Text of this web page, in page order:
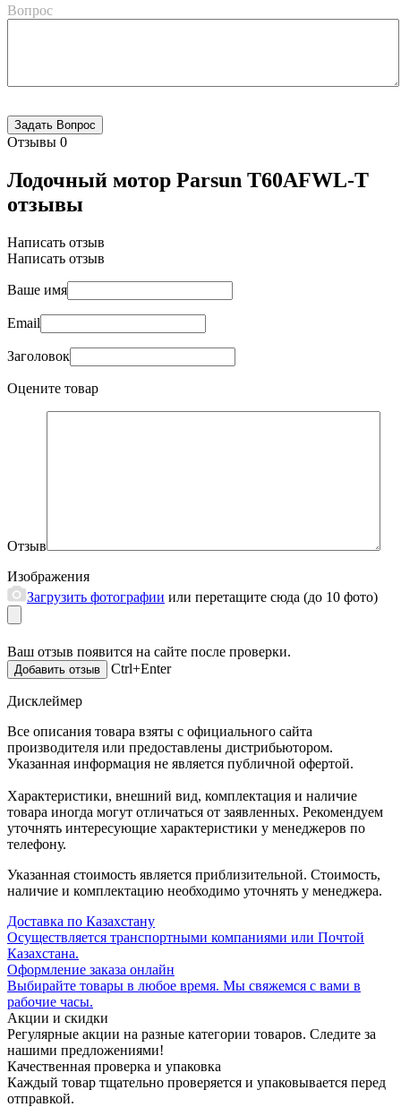
Вопрос
Отзывы 0
Лодочный мотор Parsun T60AFWL-T
отзывы
Написать отзыв
Написать отзыв
Ваше имя
Email
Заголовок
Оцените товар
Отзыв
Изображения
Загрузить фотографии или перетащите сюда (до 10 фото)
Ваш отзыв появится на сайте после проверки.
Ctrl+Enter
Дисклеймер
Все описания товара взяты с официального сайта
производителя или предоставлены дистрибьютором.
Указанная информация не является публичной офертой.
Характеристики, внешний вид, комплектация и наличие
товара иногда могут отличаться от заявленных. Рекомендуем
уточнять интересующие характеристики у менеджеров по
телефону.
Указанная стоимость является приблизительной. Стоимость,
наличие и комплектацию необходимо уточнять у менеджера.
Доставка по Казахстану
Осуществляется транспортными компаниями или Почтой
Казахстана.
Оформление заказа онлайн
Выбирайте товары в любое время. Мы свяжемся с вами в
рабочие часы.
Акции и скидки
Регулярные акции на разные категории товаров. Следите за
нашими предложениями!
Качественная проверка и упаковка
Каждый товар тщательно проверяется и упаковывается перед
отправкой.